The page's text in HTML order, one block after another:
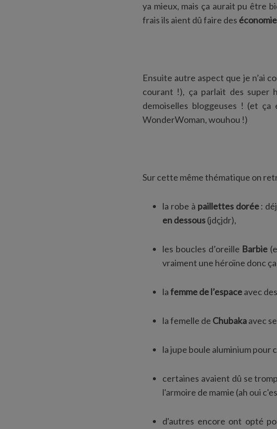
ya mieux, mais ça aurait pu être
frais ils aient dû faire des
Ensuite autre aspect que je n’ai
courant !), ça parlait des super
demoiselles bloggeuses ! (et ça
WonderWoman, wouhou !)
Sur cette même thématique on
la robe à paillettes dorée:
en dessous(jdçjdr),
les boucles d’oreille Barbie
vraiment une héroïne donc
lafemme de l’espaceavec
la femelle de Chubakaavec
la jupe boule aluminium pour
certaines avaient dû se
l'armoire de mamie (ah oui
d'autres encore ont opté